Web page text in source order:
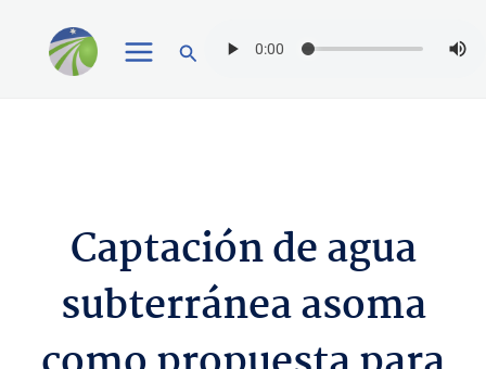
Buscar
Captación de agua
subterránea asoma